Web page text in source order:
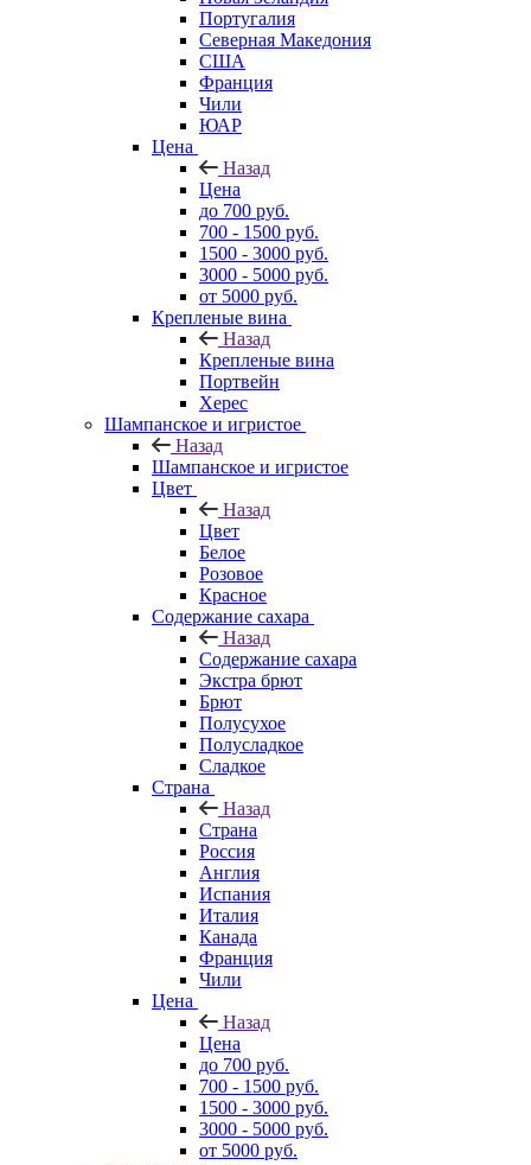
Португалия
Северная Македония
США
Франция
Чили
ЮАР
Цена
Назад
Цена
до 700 руб.
700 - 1500 руб.
1500 - 3000 руб.
3000 - 5000 руб.
от 5000 руб.
Крепленые вина
Назад
Крепленые вина
Портвейн
Херес
Шампанское и игристое
Назад
Шампанское и игристое
Цвет
Назад
Цвет
Белое
Розовое
Красное
Содержание сахара
Назад
Содержание сахара
Экстра брют
Брют
Полусухое
Полусладкое
Сладкое
Страна
Назад
Страна
Россия
Англия
Испания
Италия
Канада
Франция
Чили
Цена
Назад
Цена
до 700 руб.
700 - 1500 руб.
1500 - 3000 руб.
3000 - 5000 руб.
от 5000 руб.